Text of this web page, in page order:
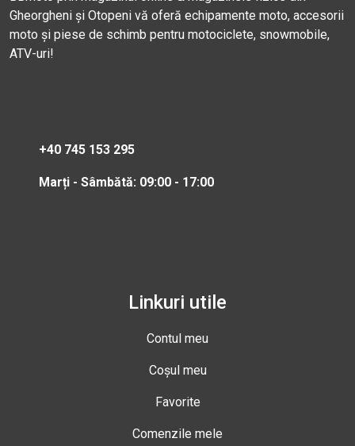
Gheorgheni și Otopeni vă oferă echipamente moto, accesorii
moto și piese de schimb pentru motociclete, snowmobile,
ATV-uri!
+40 745 153 295
Marți - Sâmbătă: 09:00 - 17:00
Linkuri utile
Contul meu
Coșul meu
Favorite
Comenzile mele